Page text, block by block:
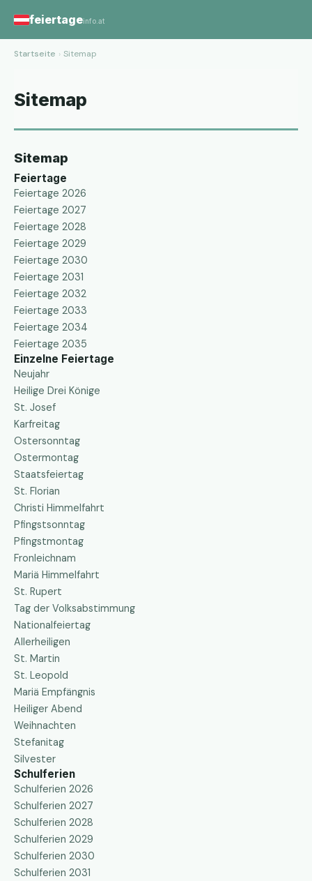
feiertageinfo.at
Startseite › Sitemap
Sitemap
Sitemap
Feiertage
Feiertage 2026
Feiertage 2027
Feiertage 2028
Feiertage 2029
Feiertage 2030
Feiertage 2031
Feiertage 2032
Feiertage 2033
Feiertage 2034
Feiertage 2035
Einzelne Feiertage
Neujahr
Heilige Drei Könige
St. Josef
Karfreitag
Ostersonntag
Ostermontag
Staatsfeiertag
St. Florian
Christi Himmelfahrt
Pfingstsonntag
Pfingstmontag
Fronleichnam
Mariä Himmelfahrt
St. Rupert
Tag der Volksabstimmung
Nationalfeiertag
Allerheiligen
St. Martin
St. Leopold
Mariä Empfängnis
Heiliger Abend
Weihnachten
Stefanitag
Silvester
Schulferien
Schulferien 2026
Schulferien 2027
Schulferien 2028
Schulferien 2029
Schulferien 2030
Schulferien 2031